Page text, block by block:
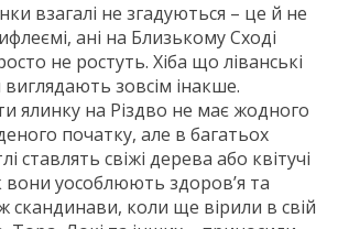
взагалі не згадуються – це й не
ані на Близькому Сході
не ростуть. Хіба що ліванські
зовсім інакше.
ялинку на Різдво не має жодного
початку, але в багатьох
ставлять свіжі дерева або квітучі
вони уособлюють здоров’я та
скандинави, коли ще вірили в свій